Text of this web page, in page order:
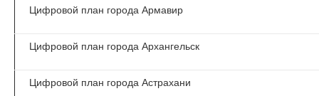
Цифровой план города Армавир
Цифровой план города Архангельск
Цифровой план города Астрахани